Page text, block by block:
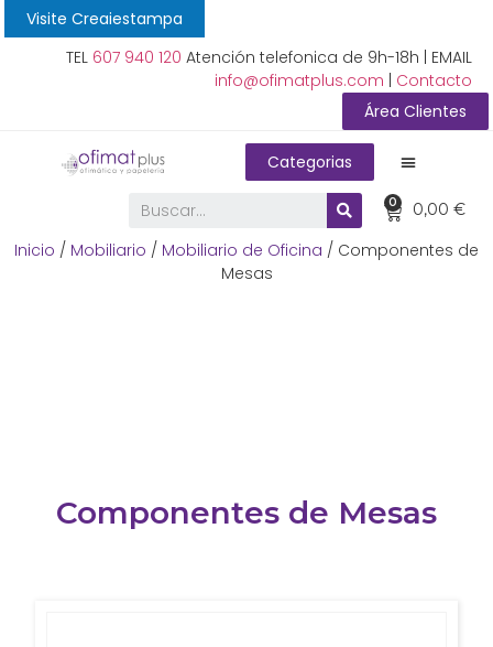
Visite Creaiestampa
TEL 607 940 120 Atención telefonica de 9h-18h | EMAIL
info@ofimatplus.com
Contacto
Área Clientes
Categorias
0,00€
0
Inicio / Mobiliario / Mobiliario de Oficina / Componentes de
Mesas
Componentes de Mesas